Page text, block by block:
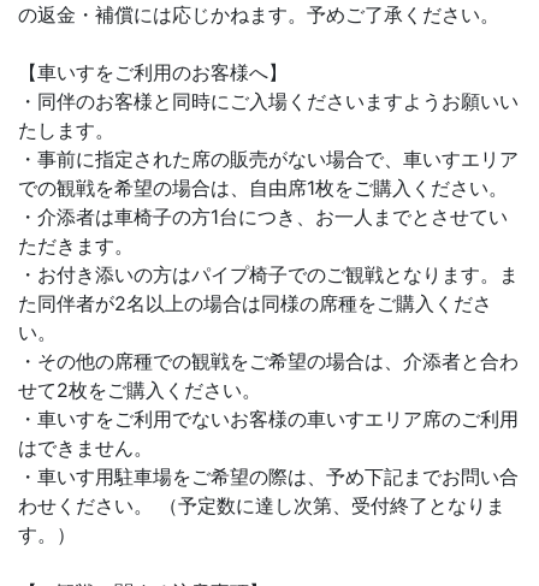
の返金・補償には応じかねます。予めご了承ください。
【車いすをご利用のお客様へ】
・同伴のお客様と同時にご入場くださいますようお願いい
たします。
・事前に指定された席の販売がない場合で、車いすエリア
での観戦を希望の場合は、自由席1枚をご購入ください。
・介添者は車椅子の方1台につき、お一人までとさせてい
ただきます。
・お付き添いの方はパイプ椅子でのご観戦となります。ま
た同伴者が2名以上の場合は同様の席種をご購入くださ
い。
・その他の席種での観戦をご希望の場合は、介添者と合わ
せて2枚をご購入ください。
・車いすをご利用でないお客様の車いすエリア席のご利用
はできません。
・車いす用駐車場をご希望の際は、予め下記までお問い合
わせください。 （予定数に達し次第、受付終了となりま
す。）